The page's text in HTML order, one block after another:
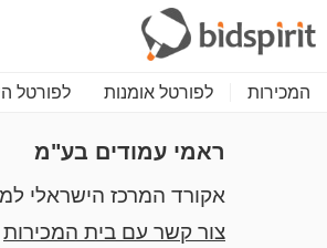
המכירות לפורטל אומנות לפורטל
ראמי עמודים בע"מ
אקורד המרכז הישראלי
צור קשר עם בית המכירות